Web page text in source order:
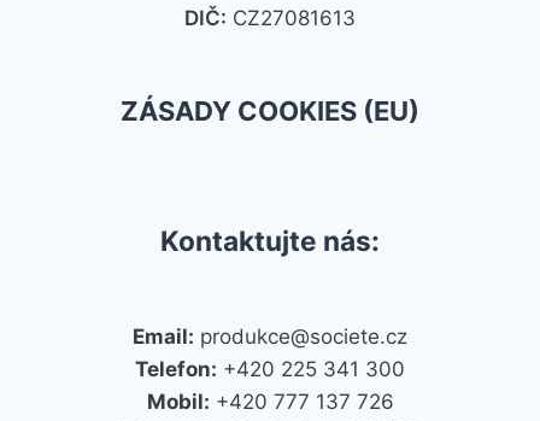
DIČ: CZ27081613
ZÁSADY COOKIES (EU)
Kontaktujte nás:
Email: produkce@societe.cz
Telefon: +420 225 341 300
Mobil: +420 777 137 726